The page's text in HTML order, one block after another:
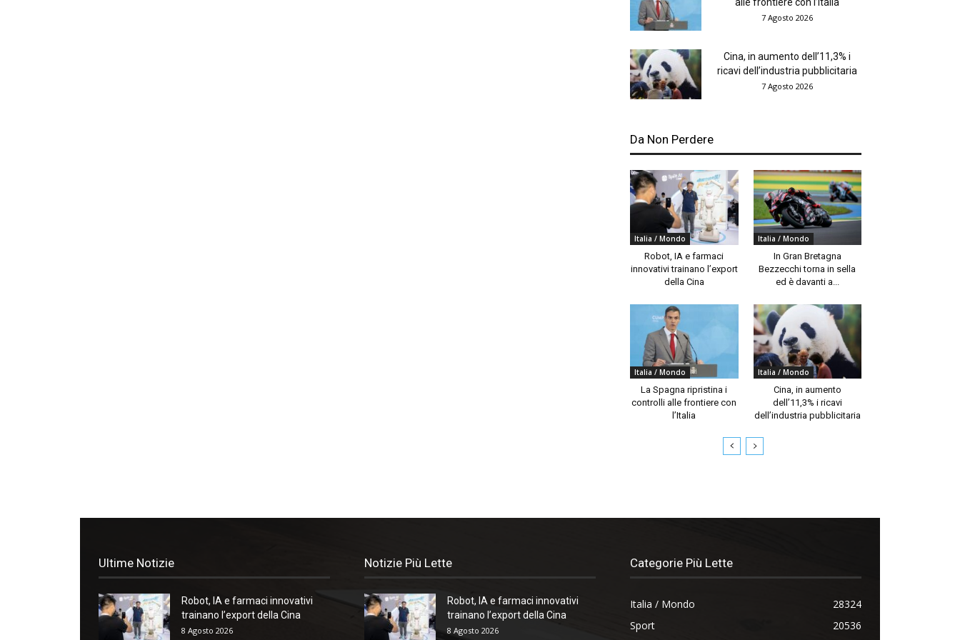
alle frontiere con l’Italia
7 Agosto 2026
Cina, in aumento dell’11,3% i
ricavi dell’industria pubblicitaria
7 Agosto 2026
Da Non Perdere
Italia / Mondo
Robot, IA e farmaci
innovativi trainano l’export
della Cina
Italia / Mondo
In Gran Bretagna
Bezzecchi torna in sella
ed è davanti a...
Italia / Mondo
La Spagna ripristina i
controlli alle frontiere con
l’Italia
Italia / Mondo
Cina, in aumento
dell’11,3% i ricavi
dell’industria pubblicitaria
Ultime Notizie
Robot, IA e farmaci innovativi
trainano l’export della Cina
8 Agosto 2026
Notizie Più Lette
Robot, IA e farmaci innovativi
trainano l’export della Cina
8 Agosto 2026
Categorie Più Lette
Italia / Mondo
28324
Sport
20536